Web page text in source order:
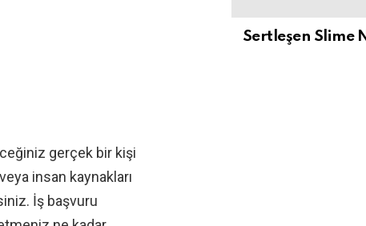
gerçek bir kişi
insan kaynakları
İş başvuru
Sertleşen Slime